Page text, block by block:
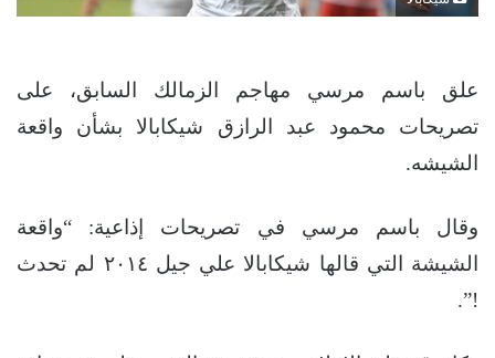
علق باسم مرسي مهاجم الزمالك السابق، على
تصريحات محمود عبد الرازق شيكابالا بشأن واقعة
الشيشه.
وقال باسم مرسي في تصريحات إذاعية: “واقعة
الشيشة التي قالها شيكابالا علي جيل ٢٠١٤ لم تحدث
!”.